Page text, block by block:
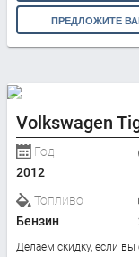
ПРЕДЛОЖИТЕ
Volkswagen
Год
2012
Топливо
Бензин
Делаем скидку, если вы